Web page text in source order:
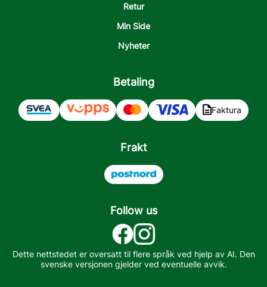
Retur
Min Side
Nyheter
Betaling
Faktura
Frakt
Follow us
Dette nettstedet er oversatt til flere språk ved hjelp av AI. Den
svenske versjonen gjelder ved eventuelle avvik.